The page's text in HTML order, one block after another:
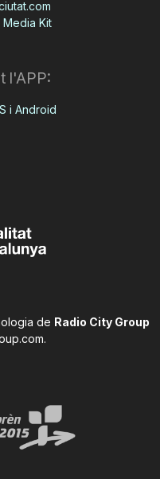
Kit
l'APP:
i Android
de Radio City Group
.